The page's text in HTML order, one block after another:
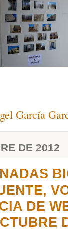
García
DE 2012
DE